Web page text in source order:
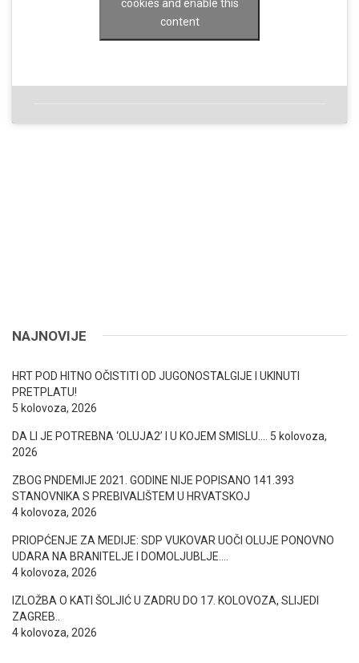
cookies and enable this
content
NAJNOVIJE
HRT POD HITNO OČISTITI OD JUGONOSTALGIJE I UKINUTI
PRETPLATU!
5 kolovoza, 2026
DA LI JE POTREBNA ‘OLUJA2’ I U KOJEM SMISLU….
5 kolovoza,
2026
ZBOG PNDEMIJE 2021. GODINE NIJE POPISANO 141.393
STANOVNIKA S PREBIVALIŠTEM U HRVATSKOJ
4 kolovoza, 2026
PRIOPĆENJE ZA MEDIJE: SDP VUKOVAR UOČI OLUJE PONOVNO
UDARA NA BRANITELJE I DOMOLJUBLJE….
4 kolovoza, 2026
IZLOŽBA O KATI ŠOLJIĆ U ZADRU DO 17. KOLOVOZA, SLIJEDI
ZAGREB..
4 kolovoza, 2026